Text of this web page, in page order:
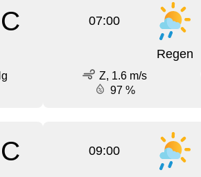
07:00
Regen
Z, 1.6 m/s
97 %
09:00